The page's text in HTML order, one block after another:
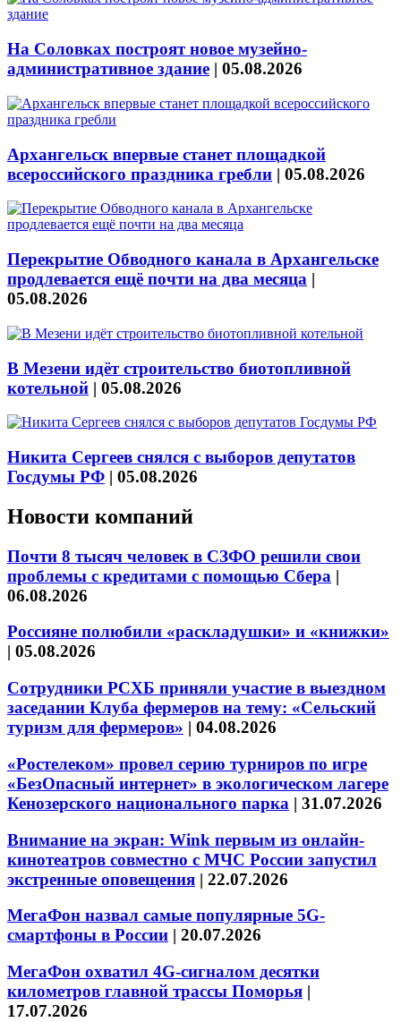
На Соловках построят новое музейно-
административное здание | 05.08.2026
Архангельск впервые станет площадкой
всероссийского праздника гребли | 05.08.2026
Перекрытие Обводного канала в Архангельске
продлевается ещё почти на два месяца |
05.08.2026
В Мезени идёт строительство биотопливной
котельной | 05.08.2026
Никита Сергеев снялся с выборов депутатов
Госдумы РФ | 05.08.2026
Новости компаний
Почти 8 тысяч человек в СЗФО решили свои
проблемы с кредитами с помощью Сбера |
06.08.2026
Россияне полюбили «раскладушки» и «книжки»
| 05.08.2026
Сотрудники РСХБ приняли участие в выездном
заседании Клуба фермеров на тему: «Сельский
туризм для фермеров» | 04.08.2026
«Ростелеком» провел серию турниров по игре
«БезОпасный интернет» в экологическом лагере
Кенозерского национального парка | 31.07.2026
Внимание на экран: Wink первым из онлайн-
кинотеатров совместно с МЧС России запустил
экстренные оповещения | 22.07.2026
МегаФон назвал самые популярные 5G-
смартфоны в России | 20.07.2026
МегаФон охватил 4G-сигналом десятки
километров главной трассы Поморья |
17.07.2026